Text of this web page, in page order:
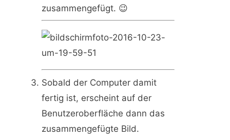
zusammengefügt. 😉
Sobald der Computer damit
fertig ist, erscheint auf der
Benutzeroberfläche dann das
zusammengefügte Bild.